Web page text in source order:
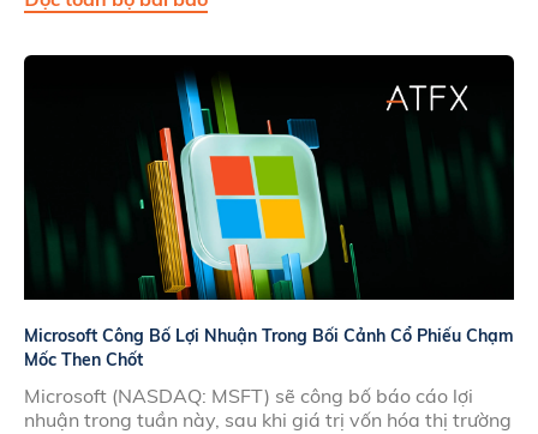
Microsoft Công Bố Lợi Nhuận Trong Bối Cảnh Cổ Phiếu Chạm
Mốc Then Chốt
Microsoft (NASDAQ: MSFT) sẽ công bố báo cáo lợi
nhuận trong tuần này, sau khi giá trị vốn hóa thị trường